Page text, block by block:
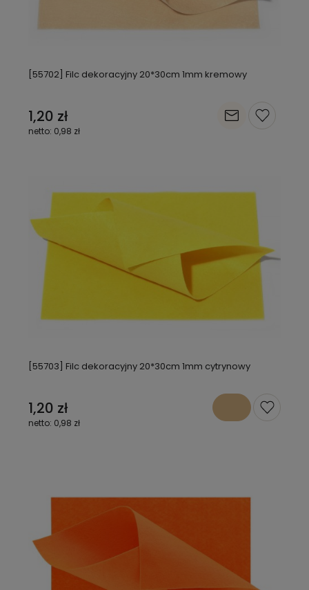
[55702] Filc dekoracyjny 20*30cm 1mm kremowy
1,20 zł
0,98 zł
[55703] Filc dekoracyjny 20*30cm 1mm cytrynowy
1,20 zł
0,98 zł